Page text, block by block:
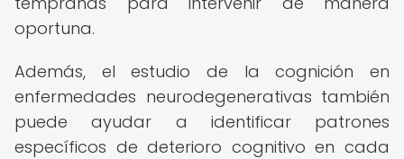
oportuna.
Además, el estudio de la cognición en
enfermedades neurodegenerativas también
puede ayudar a identificar patrones
específicos de deterioro cognitivo en cada